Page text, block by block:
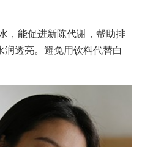
，能促进新陈代谢，帮助排
润透亮。避免用饮料代替白